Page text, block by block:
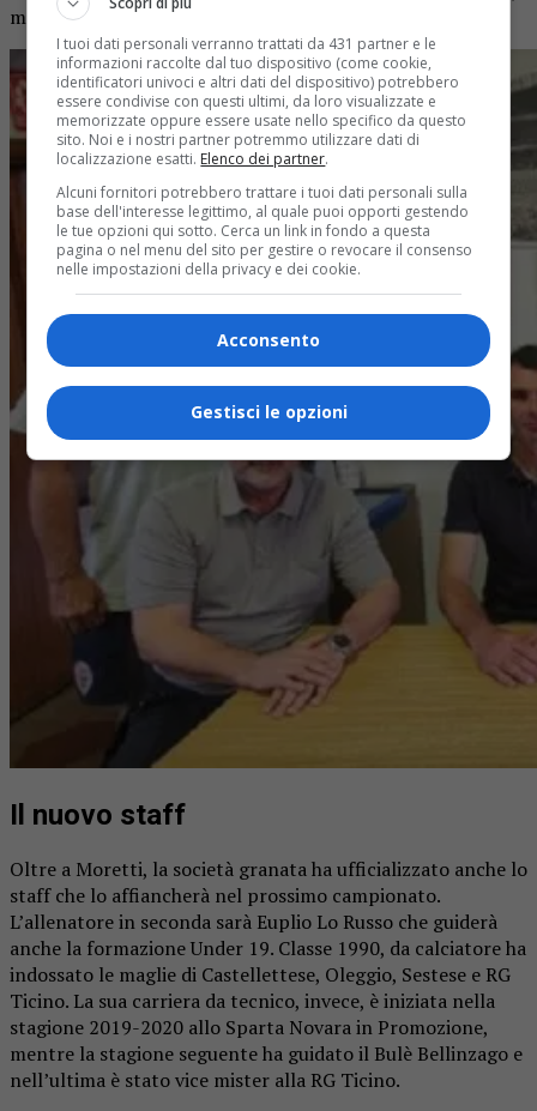
ma l’organizzazione non deve mai mancare».
Il nuovo staff
Oltre a Moretti, la società granata ha ufficializzato anche lo
staff che lo affiancherà nel prossimo campionato.
L’allenatore in seconda sarà Euplio Lo Russo che guiderà
anche la formazione Under 19. Classe 1990, da calciatore ha
indossato le maglie di Castellettese, Oleggio, Sestese e RG
Ticino. La sua carriera da tecnico, invece, è iniziata nella
stagione 2019-2020 allo Sparta Novara in Promozione,
mentre la stagione seguente ha guidato il Bulè Bellinzago e
nell’ultima è stato vice mister alla RG Ticino.
I tuoi dati personali verranno trattati da 431 partner e le
informazioni raccolte dal tuo dispositivo (come cookie,
identificatori univoci e altri dati del dispositivo) potrebbero
essere condivise con questi ultimi, da loro visualizzate e
memorizzate oppure essere usate nello specifico da questo
sito. Noi e i nostri partner potremmo utilizzare dati di
localizzazione esatti. Elenco dei partner.
Alcuni fornitori potrebbero trattare i tuoi dati personali sulla
base dell'interesse legittimo, al quale puoi opporti gestendo
le tue opzioni qui sotto. Cerca un link in fondo a questa
pagina o nel menu del sito per gestire o revocare il consenso
nelle impostazioni della privacy e dei cookie.
Acconsento
Gestisci le opzioni